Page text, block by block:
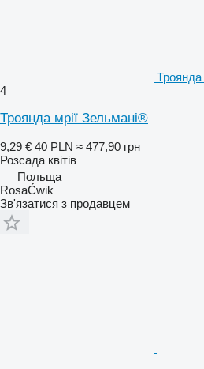
Троянда
4
Троянда мрії Зельмані®
9,29 € 40 PLN ≈ 477,90 грн
Розсада квітів
Польща
RosaĆwik
Зв'язатися з продавцем